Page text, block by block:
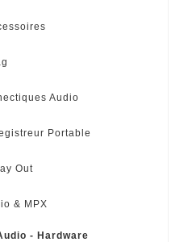
Audio
Portable
Out
& MPX
- Hardware